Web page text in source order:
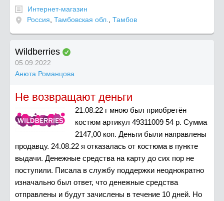
Интернет-магазин
Россия, Тамбовская обл., Тамбов
Wildberries
05.09.2022
Анюта Романцова
Не возвращают деньги
21.08.22 г мною был приобретён
костюм артикул 49311009 54 р. Сумма
2147,00 коп. Деньги были направлены
продавцу. 24.08.22 я отказалась от костюма в пункте
выдачи. Денежные средства на карту до сих пор не
поступили. Писала в службу поддержки неоднократно
изначально был ответ, что денежные средства
отправлены и будут зачислены в течение 10 дней. Но